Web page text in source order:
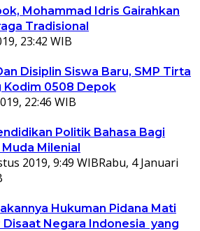
Mohammad Idris Gairahkan
Tradisional
23:42 WIB
Disiplin Siswa Baru, SMP Tirta
Kodim 0508 Depok
22:46 WIB
Politik Bahasa Bagi
Milenial
2019, 9:49 WIBRabu, 4 Januari
Hukuman Pidana Mati
Negara Indonesia yang